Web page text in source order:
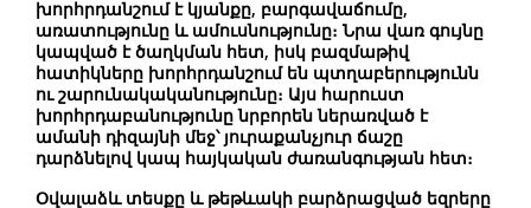
խորհրդանշում է կյանքը, բարգավաճումը,
առատությունը և ամուսնությունը։ Նրա վառ գույնը
կապված է ծաղկման հետ, իսկ բազմաթիվ
հատիկները խորհրդանշում են պտղաբերությունն
ու շարունակականությունը։ Այս հարուստ
խորհրդաբանությունը նրբորեն ներառված է
ամանի դիզայնի մեջ՝ յուրաքանչյուր ճաշը
դարձնելով կապ հայկական ժառանգության հետ։
Օվալաձև տեսքը և թեթևակի բարձրացված եզրերը